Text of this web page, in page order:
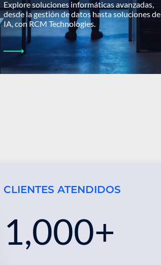
Explore soluciones informáticas avanzadas,
desde la gestión de datos hasta soluciones de
IA, con RCM Technologies.
CLIENTES ATENDIDOS
1,000+